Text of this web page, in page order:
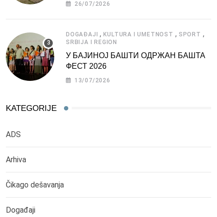
26/07/2026
DOGAĐAJI ,KULTURA I UMETNOST , SPORT ,
SRBIJA I REGION
У БАЈИНОЈ БАШТИ ОДРЖАН БАШТА
ФЕСТ 2026
13/07/2026
KATEGORIJE
ADS
Arhiva
Čikago dešavanja
Događaji